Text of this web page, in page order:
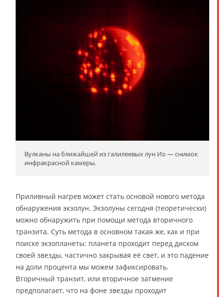
Вулканы на ближайшей из галилеевых лун Ио — снимок
инфракрасной камеры.
Приливный нагрев может стать основой нового метода
обнаружения экзолун. Экзолуны сегодня (теоретически)
можно обнаружить при помощи метода вторичного
транзита. Суть метода в основном такая же, как и при
поиске экзопланеты: планета проходит перед диском
своей звезды, частично закрывая её свет, и это падение
на доли процента мы можем зафиксировать.
Вторичный транзит, или вторичное затмение
предполагает, что на фоне звезды проходит